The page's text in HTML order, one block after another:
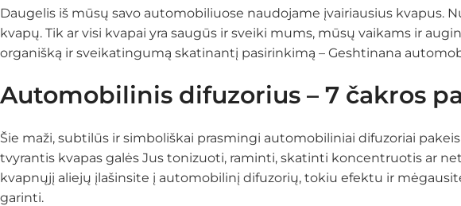
Daugelis iš mūsų savo automobiliuose naudojame įvairiausius kvapus.
kvapų. Tik ar visi kvapai yra saugūs ir sveiki mums, mūsų vaikams ir
organišką ir sveikatingumą skatinantį pasirinkimą – Geshtinana
Automobilinis difuzorius – 7 čakros
Šie maži, subtilūs ir simboliškai prasmingi automobiliniai difuzoriai
tvyrantis kvapas galės Jus tonizuoti, raminti, skatinti koncentruotis ar
kvapnųjį aliejų įlašinsite į automobilinį difuzorių, tokiu efektu ir
garinti.